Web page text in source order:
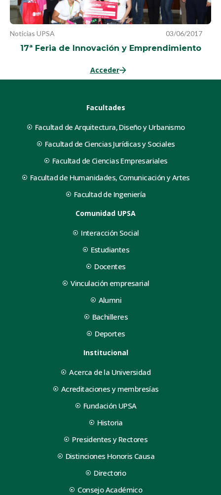
Noticias UPSA 03/06/2017
17ª Feria de Innovación y Emprendimiento
Acceder
Facultades
Facultad de Arquitectura, Diseño y Urbanismo
Facultad de Ciencias Jurídicas y Sociales
Facultad de Ciencias Empresariales
Facultad de Humanidades, Comunicación y Artes
Facultad de Ingeniería
Comunidad UPSA
Interacción Social
Estudiantes
Docentes
Vinculación empresarial
Alumni
Bachilleres
Deportes
Institucional
Acerca de la Universidad
Acreditaciones y membresías
Fundación UPSA
Historia
Presidentes y Rectores
Distinciones Honoris Causa
Directorio
Consejo Académico